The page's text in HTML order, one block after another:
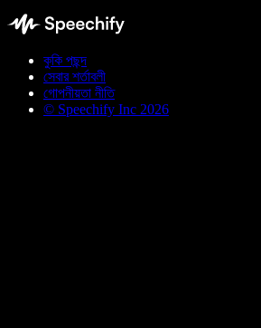
কুকি পছন্দ
সেবার শর্তাবলী
গোপনীয়তা নীতি
© Speechify Inc 2026